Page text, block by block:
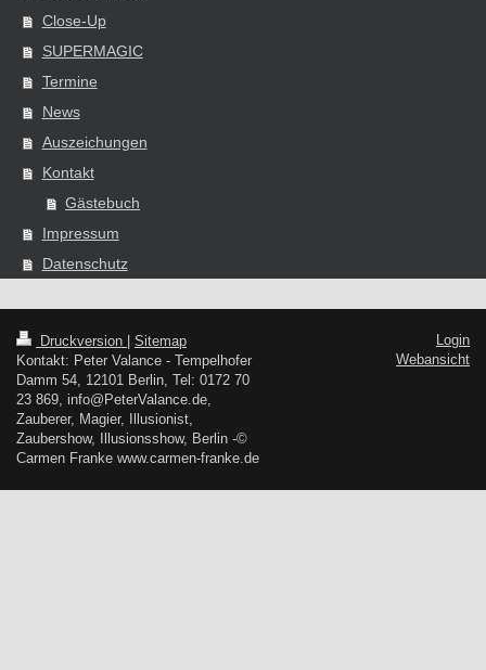
Close-Up
SUPERMAGIC
Termine
News
Auszeichungen
Kontakt
Gästebuch
Impressum
Datenschutz
Druckversion
Sitemap
Kontakt: Peter Valance - Tempelhofer
Damm 54, 12101 Berlin, Tel: 0172 70
23 869, info@PeterValance.de,
Zauberer, Magier, Illusionist,
Zaubershow, Illusionsshow, Berlin -©
Carmen Franke www.carmen-franke.de
Login
Webansicht